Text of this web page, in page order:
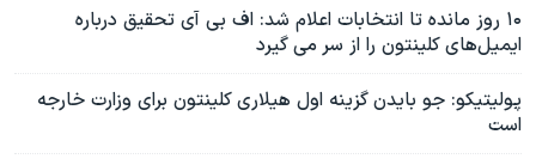
۱۰ روز مانده تا انتخابات اعلام شد: اف بی آی تحقیق درباره
ایمیل‌های کلینتون را از سر می گیرد
پولیتیکو: جو بایدن گزینه‌ اول هیلاری کلینتون برای وزارت خارجه
است